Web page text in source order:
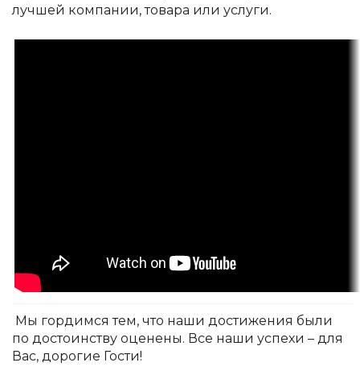
лучшей компании, товара или услуги.
Мы гордимся тем, что наши достижения были
по достоинству оценены. Все наши успехи – для
Вас, дорогие Гости!